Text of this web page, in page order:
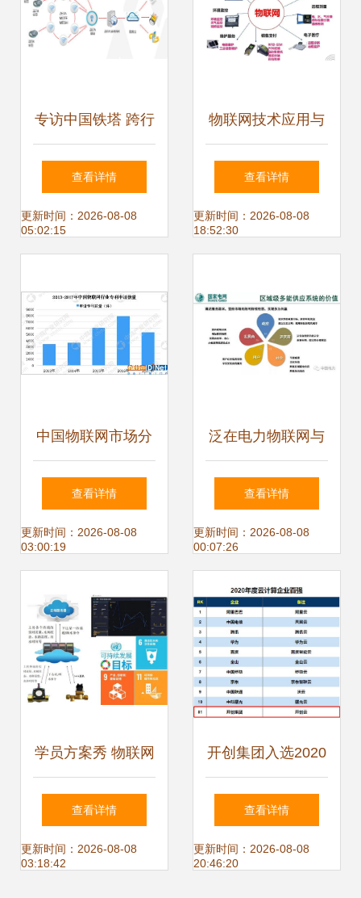
专访中国铁塔 跨行
业业务获积极进展
多元协同差异化提
查看详情
更新时间：2026-08-08
05:02:15
物联网技术应用与
物联网应用服务构
建全解析
查看详情
更新时间：2026-08-08
18:52:30
中国物联网市场分
析及预测 2020年
整体规模将达2.2万
服务迎来爆发期
查看详情
更新时间：2026-08-08
03:00:19
泛在电力物联网与
综合能源服务 重点
方向与实践
查看详情
更新时间：2026-08-08
00:07:26
学员方案秀 物联网
应用实战，看大家
如何活学活用
查看详情
更新时间：2026-08-08
03:18:42
开创集团入选2020
云计算企业百强，
以物联网应用服务
查看详情
更新时间：2026-08-08
20:46:20